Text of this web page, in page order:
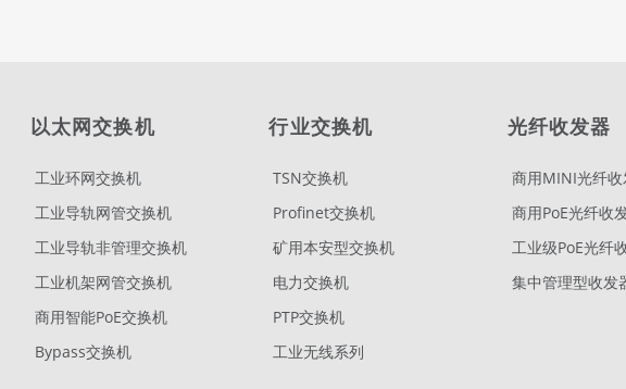
以太网交换机
工业环网交换机
工业导轨网管交换机
工业导轨非管理交换机
工业机架网管交换机
商用智能PoE交换机
Bypass交换机
行业交换机
TSN交换机
Profinet交换机
矿用本安型交换机
电力交换机
PTP交换机
工业无线系列
光纤收发器
商用MINI光纤收
商用PoE光纤收
工业级PoE光纤
集中管理型收发